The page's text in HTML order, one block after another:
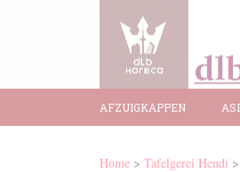
AFZUIGKAPPEN
Home > Tafelgerei Hendi >